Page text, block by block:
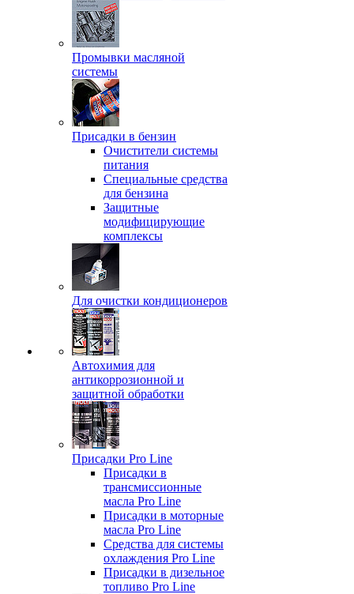
Промывки масляной
системы
Присадки в бензин
Очистители системы
питания
Специальные срeдства
для бензина
Защитные
модифицирующие
комплексы
Для очистки кондиционеров
Автохимия для
антикоррозионной и
защитной обработки
Присадки Pro Line
Присадки в
трансмиссионные
масла Pro Line
Присадки в моторные
масла Pro Line
Средства для системы
охлаждения Pro Line
Присадки в дизельное
топливо Pro Line